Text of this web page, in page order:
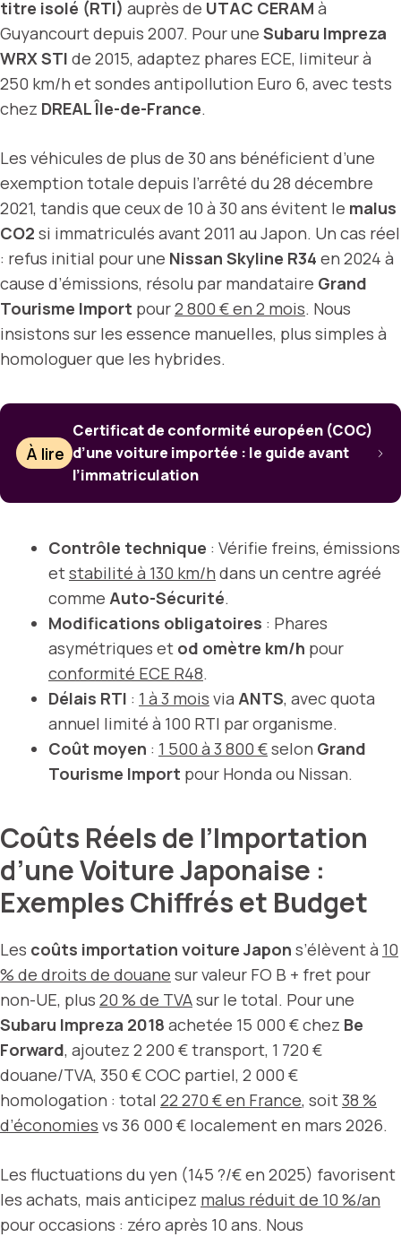
titre isolé (RTI) auprès de UTAC CERAM à
Guyancourt depuis 2007. Pour une Subaru Impreza
WRX STI de 2015, adaptez phares ECE, limiteur à
250 km/h et sondes antipollution Euro 6, avec tests
chez DREAL Île-de-France.
Les véhicules de plus de 30 ans bénéficient d’une
exemption totale depuis l’arrêté du 28 décembre
2021, tandis que ceux de 10 à 30 ans évitent le malus
CO2 si immatriculés avant 2011 au Japon. Un cas réel
: refus initial pour une Nissan Skyline R34 en 2024 à
cause d’émissions, résolu par mandataire Grand
Tourisme Import pour2 800 € en 2 mois. Nous
insistons sur les essence manuelles, plus simples à
homologuer que les hybrides.
À lire
Certificat de conformité européen (COC)
d’une voiture importée : le guide avant
l’immatriculation
Contrôle technique : Vérifie freins, émissions
etstabilité à 130 km/h dans un centre agréé
comme Auto-Sécurité.
Modifications obligatoires : Phares
asymétriques et od omètre km/h pour
conformité ECE R48.
Délais RTI : 1 à 3 mois via ANTS, avec quota
annuel limité à 100 RTI par organisme.
Coût moyen : 1 500 à 3 800 €selon Grand
Tourisme Import pour Honda ou Nissan.
Coûts Réels de l’Importation
d’une Voiture Japonaise :
Exemples Chiffrés et Budget
Les coûts importation voiture Japon s’élèvent à 10
% de droits de douane sur valeur FO B + fret pour
non-UE, plus 20 % de TVAsur le total. Pour une
Subaru Impreza 2018 achetée 15 000 € chez Be
Forward, ajoutez 2 200 € transport, 1 720 €
douane/TVA, 350 € COC partiel, 2 000 €
homologation : total 22 270 € en France, soit38 %
d’économies vs 36 000 € localement en mars 2026.
Les fluctuations du yen (145 ?/€ en 2025) favorisent
les achats, mais anticipez malus réduit de 10 %/an
pour occasions : zéro après 10 ans. Nous